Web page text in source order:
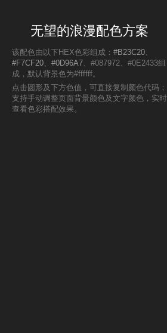
无望的浪漫配色方案
该配色由以下HEX色彩组成： #B23C20、
#F7CF20、 #0D96A7、#087972、#0E2433组
成，默认背景色为#ffffff。
点击圆形及下方色值，可直接复制颜色代码；
支持手动调整页面背景颜色及文字颜色，实时
查看色彩搭配效果。